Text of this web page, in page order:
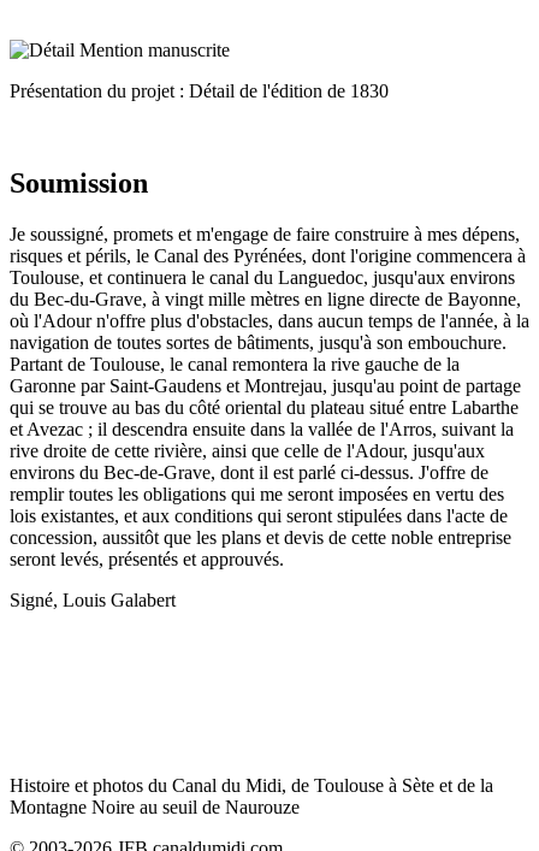
Présentation du projet : Détail de l'édition de 1830
Soumission
Je soussigné, promets et m'engage de faire construire à mes dépens,
risques et périls, le Canal des Pyrénées, dont l'origine commencera à
Toulouse, et continuera le canal du Languedoc, jusqu'aux environs
du Bec-du-Grave, à vingt mille mètres en ligne directe de Bayonne,
où l'Adour n'offre plus d'obstacles, dans aucun temps de l'année, à la
navigation de toutes sortes de bâtiments, jusqu'à son embouchure.
Partant de Toulouse, le canal remontera la rive gauche de la
Garonne par Saint-Gaudens et Montrejau, jusqu'au point de partage
qui se trouve au bas du côté oriental du plateau situé entre Labarthe
et Avezac ; il descendra ensuite dans la vallée de l'Arros, suivant la
rive droite de cette rivière, ainsi que celle de l'Adour, jusqu'aux
environs du Bec-de-Grave, dont il est parlé ci-dessus. J'offre de
remplir toutes les obligations qui me seront imposées en vertu des
lois existantes, et aux conditions qui seront stipulées dans l'acte de
concession, aussitôt que les plans et devis de cette noble entreprise
seront levés, présentés et approuvés.
Signé, Louis Galabert
Histoire et photos du Canal du Midi, de Toulouse à Sète et de la
Montagne Noire au seuil de Naurouze